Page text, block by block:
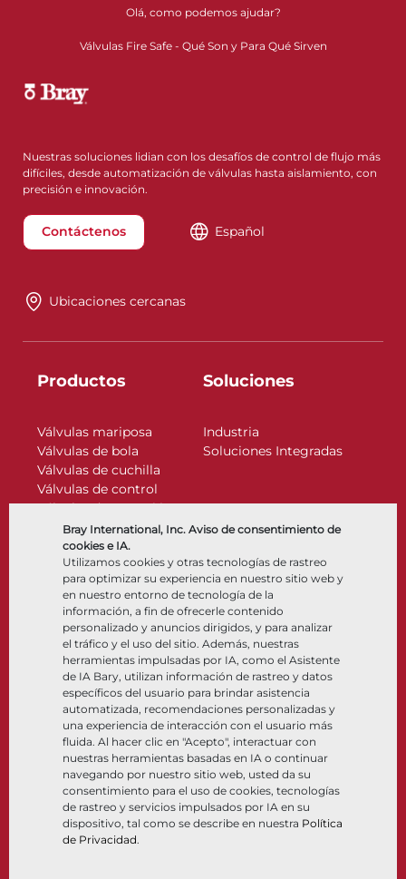
Bray International, Inc. Aviso de consentimiento de
cookies e IA.
Utilizamos cookies y otras tecnologías de rastreo
para optimizar su experiencia en nuestro sitio web y
en nuestro entorno de tecnología de la
información, a fin de ofrecerle contenido
personalizado y anuncios dirigidos, y para analizar
el tráfico y el uso del sitio. Además, nuestras
herramientas impulsadas por IA, como el Asistente
de IA Bary, utilizan información de rastreo y datos
específicos del usuario para brindar asistencia
automatizada, recomendaciones personalizadas y
una experiencia de interacción con el usuario más
fluida. Al hacer clic en "Acepto", interactuar con
nuestras herramientas basadas en IA o continuar
navegando por nuestro sitio web, usted da su
consentimiento para el uso de cookies, tecnologías
de rastreo y servicios impulsados por IA en su
dispositivo, tal como se describe en nuestra Política
de Privacidad.
Olá, como podemos ajudar?
Válvulas Fire Safe - Qué Son y Para Qué Sirven
Nuestras soluciones lidian con los desafíos de control de flujo más
difíciles, desde automatización de válvulas hasta aislamiento, con
precisión e innovación.
Contáctenos Español
Ubicaciones cercanas
Productos
Válvulas mariposa
Válvulas de bola
Válvulas de cuchilla
Válvulas de control
Válvulas de retención
Actuadores
Accesorios de control
Criogénico
Soluciones
Industria
Soluciones Integradas
Compañía
Nosotros
Ubicaciones
Asociación
Sostenibilidad
Portal del cliente
Recursos
Documentos
Centro de información
Software
Selección de materiales
Síganos LinkedIn
© 2026 Bray International. Todos los derechos reservados